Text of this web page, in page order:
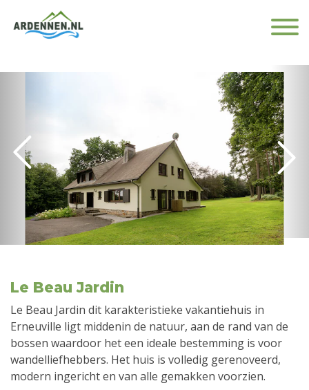
Le Beau Jardin
Le Beau Jardin dit karakteristieke vakantiehuis in
Erneuville ligt middenin de natuur, aan de rand van de
bossen waardoor het een ideale bestemming is voor
wandelliefhebbers. Het huis is volledig gerenoveerd,
modern ingericht en van alle gemakken voorzien.